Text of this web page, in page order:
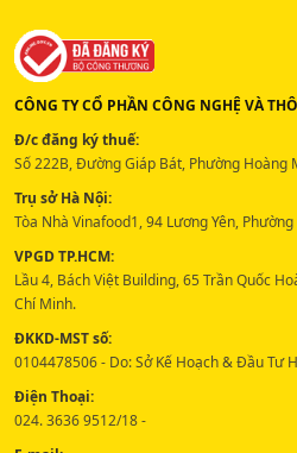
CÔNG TY CỔ PHẦN CÔNG NGHỆ VÀ
Đ/c đăng ký thuế:
Số 222B, Đường Giáp Bát, Phường Hoàng
Trụ sở Hà Nội:
Tòa Nhà Vinafood1, 94 Lương Yên,
VPGD TP.HCM:
Lầu 4, Bách Việt Building, 65 Trần Quốc
Chí Minh.
ĐKKD-MST số:
0104478506 - Do: Sở Kế Hoạch & Đầu Tư
Điện Thoại:
024. 3636 9512/18 -